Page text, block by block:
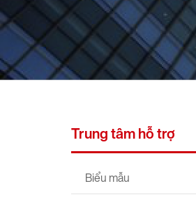
Trung tâm hỗ trợ
Biểu mẫu